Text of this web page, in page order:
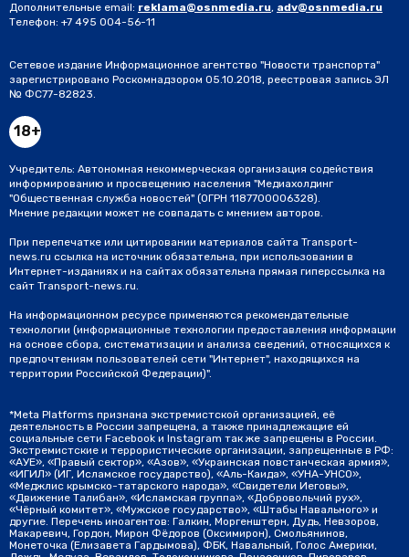
Дополнительные email: reklama@osnmedia.ru, adv@osnmedia.ru
Телефон: +7 495 004-56-11
Сетевое издание Информационное агентство "Новости транспорта"
зарегистрировано Роскомнадзором 05.10.2018, реестровая запись ЭЛ
№ ФС77-82823.
18+
Учредитель: Автономная некоммерческая организация содействия
информированию и просвещению населения "Медиахолдинг
"Общественная служба новостей" (ОГРН 1187700006328).
Мнение редакции может не совпадать с мнением авторов.
При перепечатке или цитировании материалов сайта Transport-
news.ru ссылка на источник обязательна, при использовании в
Интернет-изданиях и на сайтах обязательна прямая гиперссылка на
сайт Transport-news.ru.
На информационном ресурсе применяются рекомендательные
технологии (информационные технологии предоставления информации
на основе сбора, систематизации и анализа сведений, относящихся к
предпочтениям пользователей сети "Интернет", находящихся на
территории Российской Федерации)".
*Meta Platforms признана экстремистской организацией, её
деятельность в России запрещена, а также принадлежащие ей
социальные сети Facebook и Instagram так же запрещены в России.
Экстремистские и террористические организации, запрещенные в РФ:
«АУЕ», «Правый сектор», «Азов», «Украинская повстанческая армия»,
«ИГИЛ» (ИГ, Исламское государство), «Аль-Каида», «УНА-УНСО»,
«Меджлис крымско-татарского народа», «Свидетели Иеговы»,
«Движение Талибан», «Исламская группа», «Добровольчий рух»,
«Чёрный комитет», «Мужское государство», «Штабы Навального» и
другие. Перечень иноагентов: Галкин, Моргенштерн, Дудь, Невзоров,
Макаревич, Гордон, Мирон Фёдоров (Оксимирон), Смольянинов,
Монеточка (Елизавета Гардымова), ФБК, Навальный, Голос Америки,